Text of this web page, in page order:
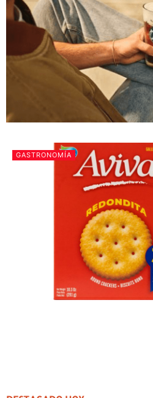
GASTRONOMÍA